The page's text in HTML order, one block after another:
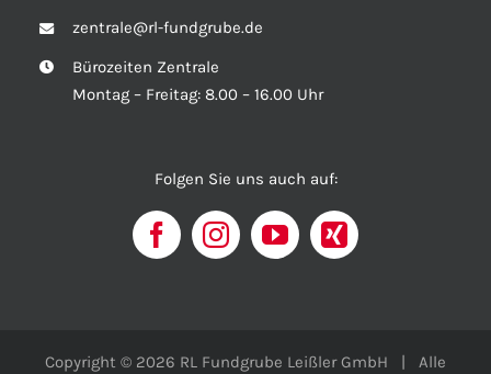
Folgen Sie uns auch auf:
zentrale@rl-fundgrube.de
Bürozeiten Zentrale
Montag – Freitag: 8.00 – 16.00 Uhr
Copyright © 2026 RL Fundgrube Leißler GmbH | Alle